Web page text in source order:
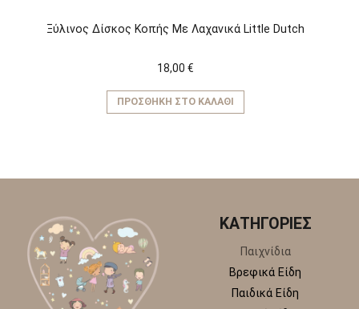
Ξύλινος Δίσκος Κοπής Με Λαχανικά Little Dutch
18,00 €
ΠΡΟΣΘΉΚΗ ΣΤΟ ΚΑΛΆΘΙ
ΚΑΤΗΓΟΡΙΕΣ
Παιχνίδια
Βρεφικά Είδη
Παιδικά Είδη